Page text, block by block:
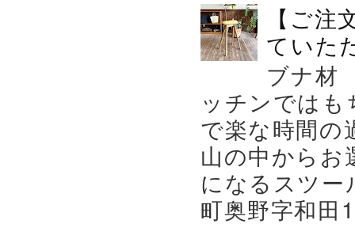
【ご
ていた
ブナ材
ッチンでは
で楽な時間の
山の中から
になるスツー
町奥野字和